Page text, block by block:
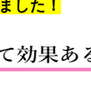
した！